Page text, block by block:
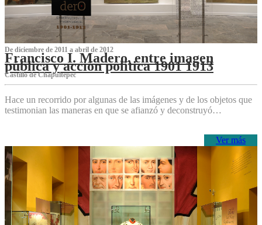
De diciembre de 2011 a abril de 2012
Francisco I. Madero, entre imagen
pública y acción política 1901 1913
Castillo de Chapultepec
Hace un recorrido por algunas de las imágenes y de los objetos que
testimonian las maneras en que se afianzó y deconstruyó…
Ver más